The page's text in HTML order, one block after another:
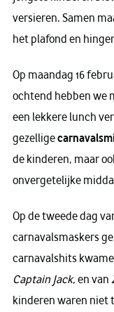
versieren. Samen
het plafond en
Op maandag 16
ochtend hebben we
een lekkere lunch
gezellige
de kinderen, maar
onvergetelijke
Op de tweede dag
carnavalsmaskers
carnavalshits
Captain Jack, en van
kinderen waren niet